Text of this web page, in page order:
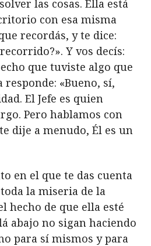
las cosas. Ella está
con esa misma
recordás, y te dice:
Y vos decís:
que tuviste algo que
responde: «Bueno, sí,
El Jefe es quien
Pero hablamos con
dije a menudo, Él es un
en el que te das cuenta
la miseria de la
hecho de que ella esté
abajo no sigan haciendo
para sí mismos y para